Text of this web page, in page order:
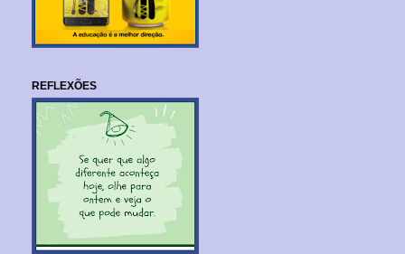
REFLEXÕES